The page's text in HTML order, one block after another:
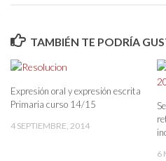
TAMBIÉN TE PODRÍA
Expresión oral y expresión escrita
Primaria curso 14/15
4 SEPTIEMBRE, 2014
6